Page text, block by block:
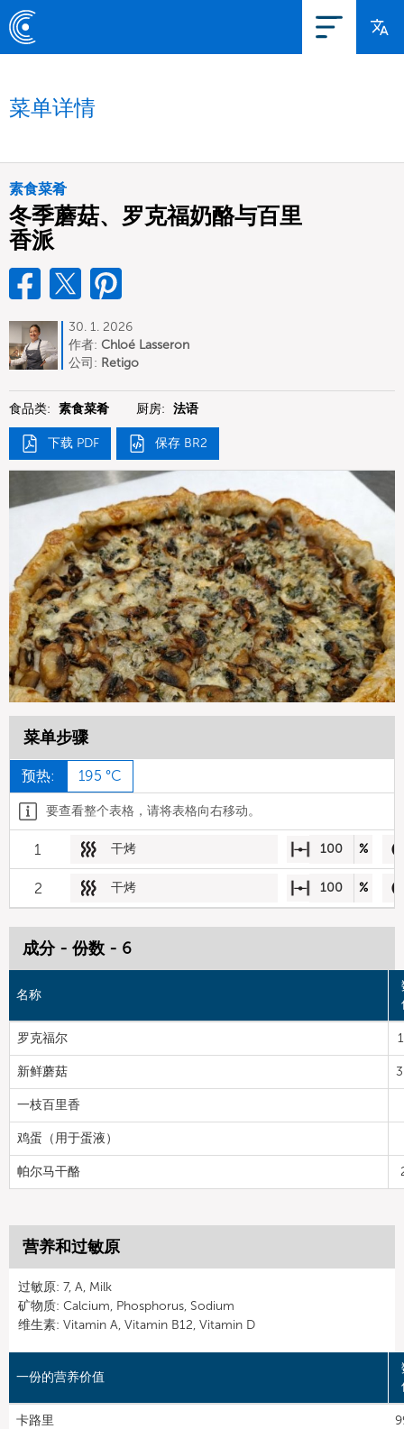
菜单详情
素食菜肴
冬季蘑菇、罗克福奶酪与百里
香派
30. 1. 2026
作者: Chloé Lasseron
公司: Retigo
食品类: 素食菜肴 厨房: 法语
下载 PDF 保存 BR2
菜单步骤
预热: 195 °C
要查看整个表格，请将表格向右移动。
1 干烤 100 %
2 干烤 100 %
成分 - 份数 - 6
名称
罗克福尔
新鲜蘑菇
一枝百里香
鸡蛋（用于蛋液）
帕尔马干酪
营养和过敏原
过敏原: 7, A, Milk
矿物质: Calcium, Phosphorus, Sodium
维生素: Vitamin A, Vitamin B12, Vitamin D
一份的营养价值
卡路里